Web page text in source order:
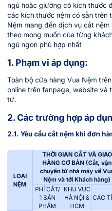
ngủ hoặc giường có kích thước
các kích thước nệm có sẵn trên
Nệm mang đến dịch vụ cắt
theo mong muốn của từng
ngủ ngon phù hợp nhất
1. Phạm vi áp dụng:
Toàn bộ cửa hàng Vua Nệm
online trên fanpage, website và
tử.
2. Các trường hợp áp
2.1. Yêu cầu cắt nệm khi đơn
LOẠI
NỆM
THỜI GIAN CẮT VÀ GIAO
HÀNG CƠ BẢN (Cắt, vận
chuyển từ nhà máy về
Nệm và tới Khách hàng)
PHÍ CẮT/
1 SẢN
PHẨM
KHU VỰC
HÀ NỘI &
HCM
CÁC